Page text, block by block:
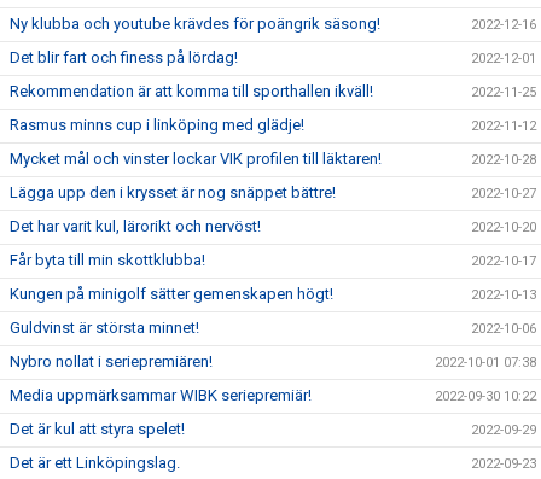
Ny klubba och youtube krävdes för poängrik säsong! 2022-12-16
Det blir fart och finess på lördag! 2022-12-01
Rekommendation är att komma till sporthallen ikväll! 2022-11-25
Rasmus minns cup i linköping med glädje! 2022-11-12
Mycket mål och vinster lockar VIK profilen till läktaren! 2022-10-28
Lägga upp den i krysset är nog snäppet bättre! 2022-10-27
Det har varit kul, lärorikt och nervöst! 2022-10-20
Får byta till min skottklubba! 2022-10-17
Kungen på minigolf sätter gemenskapen högt! 2022-10-13
Guldvinst är största minnet! 2022-10-06
Nybro nollat i seriepremiären! 2022-10-01 07:38
Media uppmärksammar WIBK seriepremiär! 2022-09-30 10:22
Det är kul att styra spelet! 2022-09-29
Det är ett Linköpingslag. 2022-09-23